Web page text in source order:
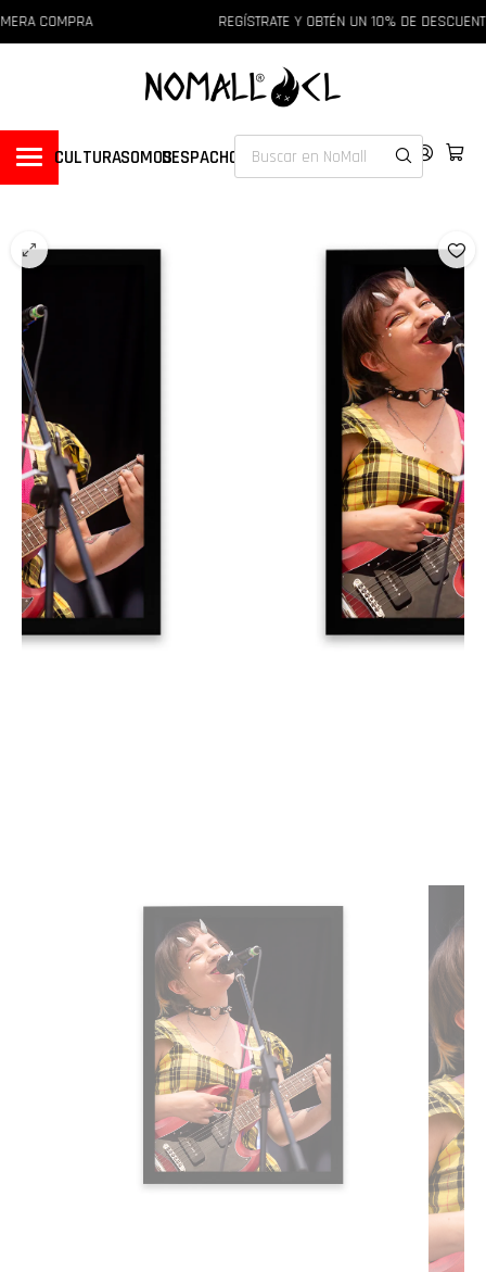
COMPRA REGÍSTRATE Y OBTÉN UN 10% DE
CULTURASOMOSDESPACHOS